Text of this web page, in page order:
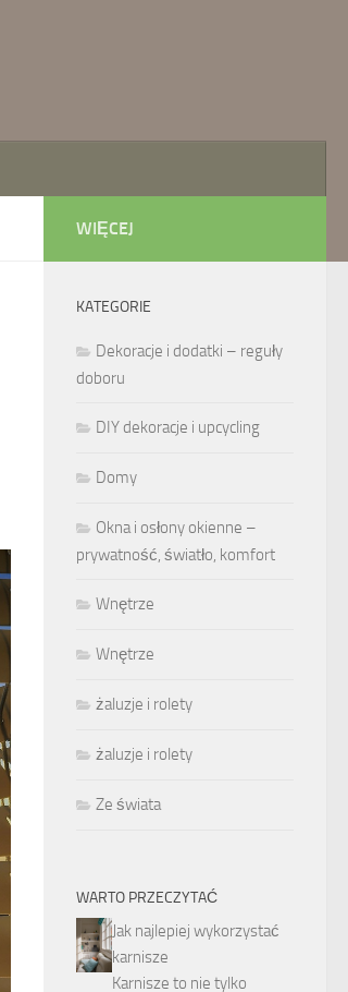
WIĘCEJ
KATEGORIE
Dekoracje i dodatki – reguły
doboru
DIY dekoracje i upcycling
Domy
Okna i osłony okienne –
prywatność, światło, komfort
Wnętrze
Wnętrze
żaluzje i rolety
żaluzje i rolety
Ze świata
WARTO PRZECZYTAĆ
Jak najlepiej wykorzystać
karnisze
Karnisze to nie tylko